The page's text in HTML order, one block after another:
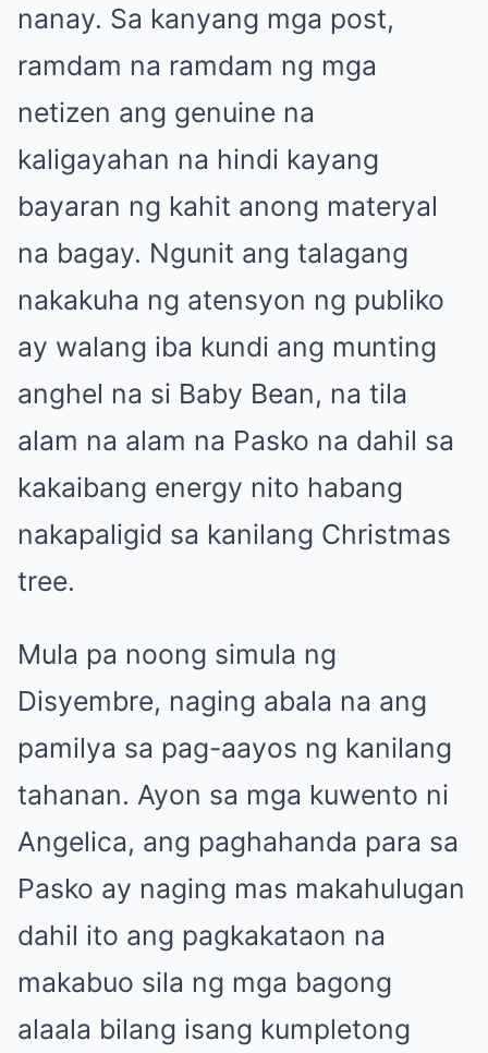
nanay. Sa kanyang mga post,
ramdam na ramdam ng mga
netizen ang genuine na
kaligayahan na hindi kayang
bayaran ng kahit anong materyal
na bagay. Ngunit ang talagang
nakakuha ng atensyon ng publiko
ay walang iba kundi ang munting
anghel na si Baby Bean, na tila
alam na alam na Pasko na dahil sa
kakaibang energy nito habang
nakapaligid sa kanilang Christmas
tree.
Mula pa noong simula ng
Disyembre, naging abala na ang
pamilya sa pag-aayos ng kanilang
tahanan. Ayon sa mga kuwento ni
Angelica, ang paghahanda para sa
Pasko ay naging mas makahulugan
dahil ito ang pagkakataon na
makabuo sila ng mga bagong
alaala bilang isang kumpletong